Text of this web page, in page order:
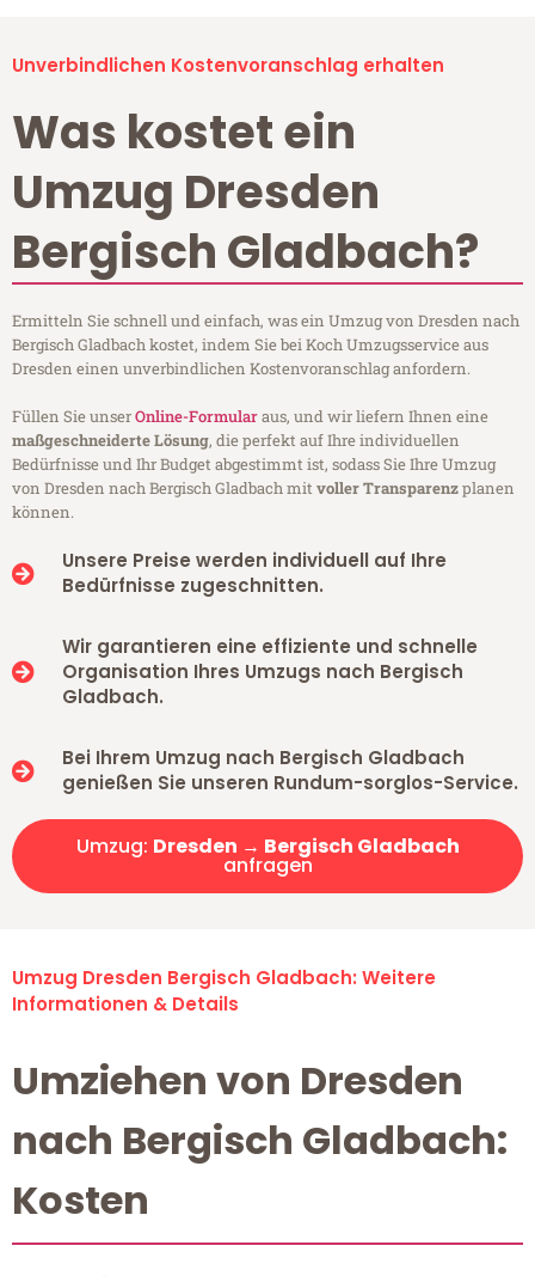
Unverbindlichen Kostenvoranschlag erhalten
Was kostet ein
Umzug Dresden
Bergisch Gladbach?
Ermitteln Sie schnell und einfach, was ein Umzug von Dresden nach
Bergisch Gladbach kostet, indem Sie bei Koch Umzugsservice aus
Dresden einen unverbindlichen Kostenvoranschlag anfordern.
Füllen Sie unserOnline-Formularaus, und wir liefern Ihnen eine
maßgeschneiderte Lösung, die perfekt auf Ihre individuellen
Bedürfnisse und Ihr Budget abgestimmt ist, sodass Sie Ihre Umzug
von Dresden nach Bergisch Gladbach mitvoller Transparenzplanen
können.
Unsere Preise werden individuell auf Ihre
Bedürfnisse zugeschnitten.
Wir garantieren eine effiziente und schnelle
Organisation Ihres Umzugs nach Bergisch
Gladbach.
Bei Ihrem Umzug nach Bergisch Gladbach
genießen Sie unseren Rundum-sorglos-Service.
Umzug: Dresden → Bergisch Gladbach
anfragen
Umzug Dresden Bergisch Gladbach: Weitere
Informationen & Details
Umziehen von Dresden
nach Bergisch Gladbach:
Kosten